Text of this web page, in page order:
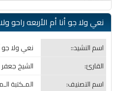
نعي ولا جو أنا أم الأربعه راحو
اسم النشيد::
نعي ولا جو
القارئ:
الشيخ
اسم التصنيف:
المـكتبة